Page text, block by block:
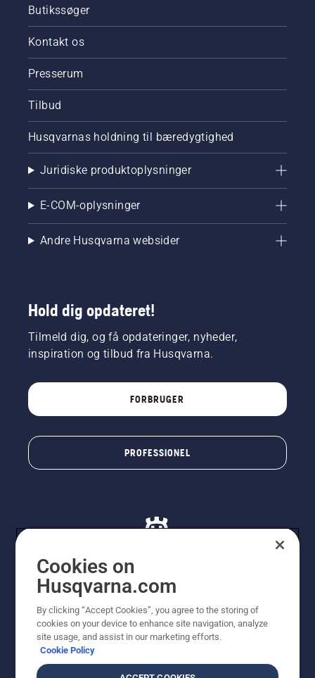
Butikssøger
Kontakt os
Presserum
Tilbud
Husqvarnas holdning til bæredygtighed
Juridiske produktoplysninger
E-COM-oplysninger
Andre Husqvarna websider
Hold dig opdateret!
Tilmeld dig, og få opdateringer, nyheder,
inspiration og tilbud fra Husqvarna.
FORBRUGER
PROFESSIONEL
viste priser er vejledende udsalgspriser. Der tages
forbehold for stave- og trykfejl samt prisændringer. Vi
stræber efter at have så nøjagtige oplysningerne på
dette websted som muligt. Alle anførte priser er
vejledende udsalgspriser (inkl. moms), medmindre
Cookies on
Husqvarna.com
By clicking “Accept Cookies”, you agree to the storing of
cookies on your device to enhance site navigation, analyze
site usage, and assist in our marketing efforts.
Cookie Policy